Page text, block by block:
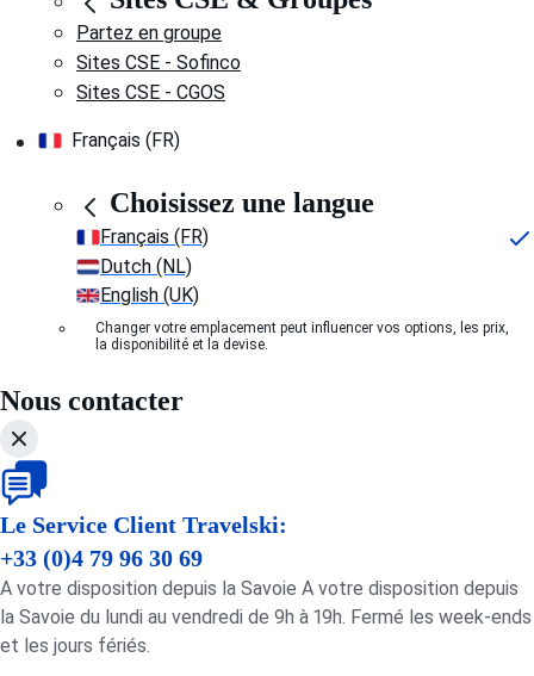
Partez en groupe
Sites CSE - Sofinco
Sites CSE - CGOS
Français (FR)
Choisissez une langue
Français (FR)
Dutch (NL)
English (UK)
Changer votre emplacement peut influencer vos options, les prix,
la disponibilité et la devise.
Nous contacter
Le Service Client Travelski:
+33 (0)4 79 96 30 69
A votre disposition depuis la Savoie A votre disposition depuis
la Savoie du lundi au vendredi de 9h à 19h. Fermé les week-ends
et les jours fériés.